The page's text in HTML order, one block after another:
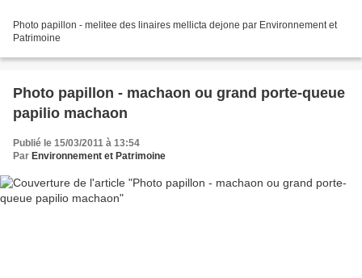
Photo papillon - melitee des linaires mellicta dejone par Environnement et
Patrimoine
Photo papillon - machaon ou grand porte-queue
papilio machaon
Publié le 15/03/2011 à 13:54
Par Environnement et Patrimoine